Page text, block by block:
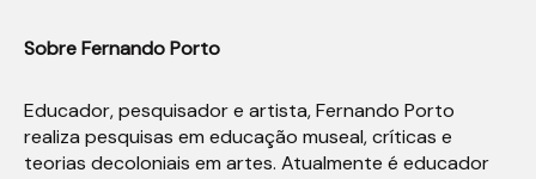
Sobre Fernando Porto
Educador, pesquisador e artista, Fernando Porto
realiza pesquisas em educação museal, críticas e
teorias decoloniais em artes. Atualmente é educador